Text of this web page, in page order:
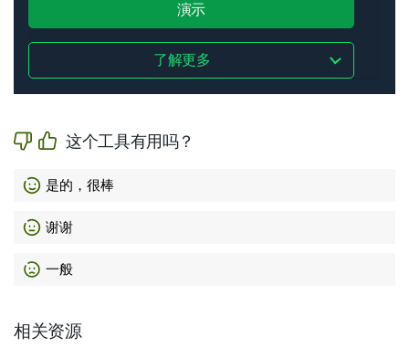
演示
了解更多
这个工具有用吗？
是的，很棒
谢谢
一般
相关资源